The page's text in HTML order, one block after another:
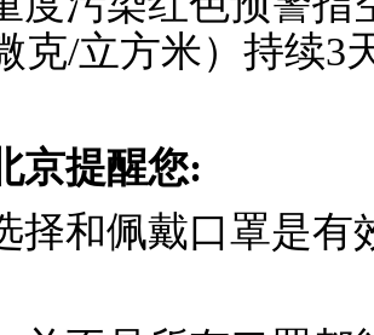
克/立方米）持续3
京提醒您:
择和佩戴口罩是有